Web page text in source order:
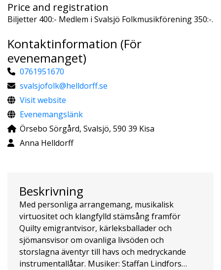
Price and registration
Biljetter 400:- Medlem i Svalsjö Folkmusikförening 350:-.
Kontaktinformation (För
evenemanget)
0761951670
svalsjofolk@helldorff.se
Visit website
Evenemangslänk
Örsebo Sörgård, Svalsjö, 590 39 Kisa
Anna Helldorff
Beskrivning
Med personliga arrangemang, musikalisk
virtuositet och klangfylld stämsång framför
Quilty emigrantvisor, kärleksballader och
sjömansvisor om ovanliga livsöden och
storslagna äventyr till havs och medryckande
instrumentallåtar. Musiker: Staffan Lindfors